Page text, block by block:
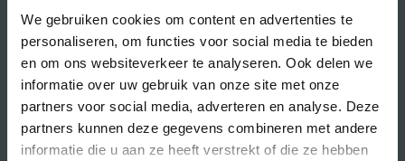
We gebruiken cookies om content en advertenties te
personaliseren, om functies voor social media te bieden
en om ons websiteverkeer te analyseren. Ook delen we
informatie over uw gebruik van onze site met onze
partners voor social media, adverteren en analyse. Deze
partners kunnen deze gegevens combineren met andere
informatie die u aan ze heeft verstrekt of die ze hebben
Volg CREA ook
direct naar